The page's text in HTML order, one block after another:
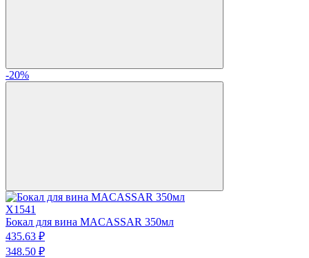
-20%
X1541
Бокал для вина MACASSAR 350мл
435.63 ₽
348.50 ₽